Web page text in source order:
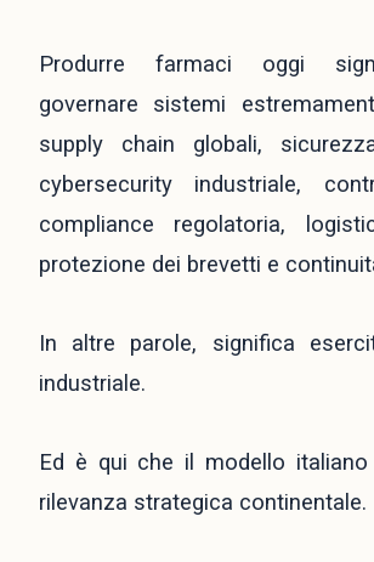
Produrre farmaci oggi
governare sistemi
supply chain globali,
cybersecurity industriale,
compliance regolatoria,
protezione dei brevetti e
In altre parole, significa
industriale.
Ed è qui che il modello italiano
rilevanza strategica continentale.